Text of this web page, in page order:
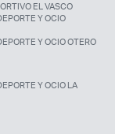
EL VASCO
Y OCIO
Y OCIO OTERO
Y OCIO LA